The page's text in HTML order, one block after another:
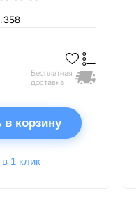
358
Бесплатная
доставка
корзину
1 клик